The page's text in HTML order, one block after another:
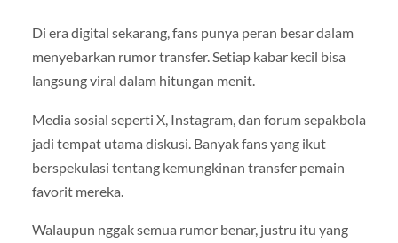
Di era digital sekarang, fans punya peran besar dalam
menyebarkan rumor transfer. Setiap kabar kecil bisa
langsung viral dalam hitungan menit.
Media sosial seperti X, Instagram, dan forum sepakbola
jadi tempat utama diskusi. Banyak fans yang ikut
berspekulasi tentang kemungkinan transfer pemain
favorit mereka.
Walaupun nggak semua rumor benar, justru itu yang